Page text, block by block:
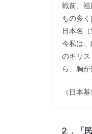
戦前、
ちの多
日本名
今私は
のキリ
ら、
（日本
２．「